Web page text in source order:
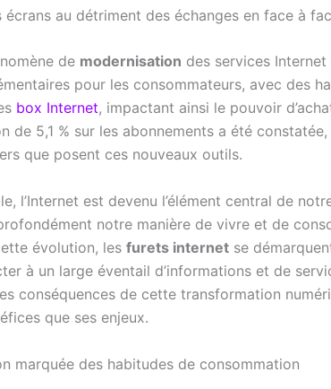
écrans au détriment des échanges en face à
de modernisation des services
pour les consommateurs, avec des
box Internet, impactant ainsi le pouvoir
de 5,1 % sur les abonnements a été
que posent ces nouveaux outils.
l’Internet est devenu l’élément central de
notre manière de vivre et de
évolution, les furets internet se
à un large éventail d’informations et de
conséquences de cette transformation
que ses enjeux.
marquée des habitudes de consommation